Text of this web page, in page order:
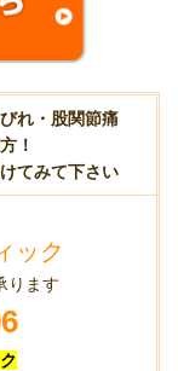
れ・股関節痛
！
てみて下さい
ック
ります